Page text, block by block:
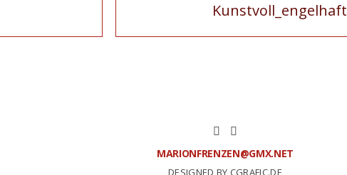
Kunstvoll_engelhaft
MARIONFRENZEN@GMX.NET
DESIGNED BY CGRAFIC.DE